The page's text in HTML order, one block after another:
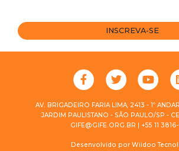
INSCREVA-SE
AV. BRIGADEIRO FARIA LIMA, 2413 - 1º
JARDIM PAULISTANO - SÃO PAULO/SP -
GIFE@GIFE.ORG.BR | +55 11
Desenvolvido por Wiidoo